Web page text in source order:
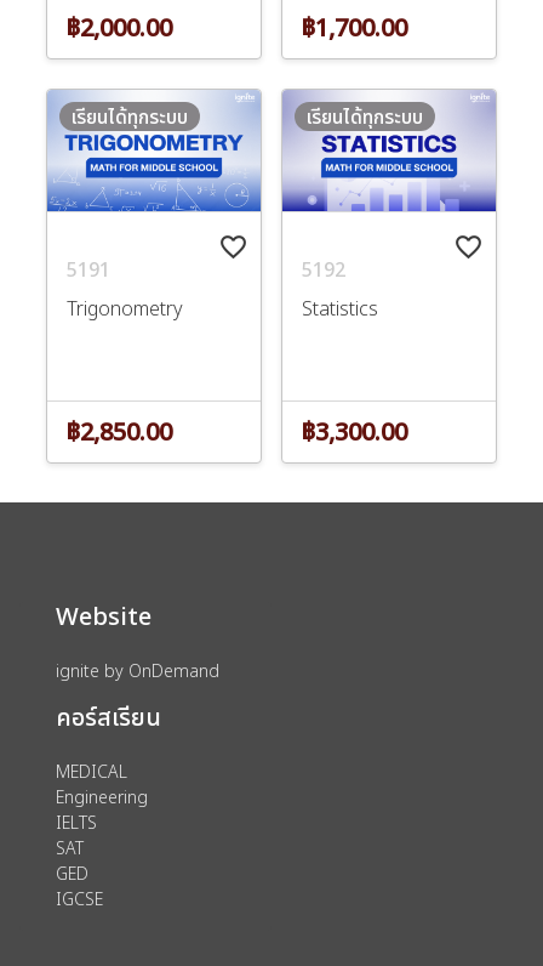
฿2,000.00 ฿1,700.00
favorite_border
5191
Trigonometry
เรียนได้ทุกระบบ
฿2,850.00
favorite_border
5192
Statistics
เรียนได้ทุกระบบ
฿3,300.00
Website
ignite by OnDemand
คอร์สเรียน
MEDICAL
Engineering
IELTS
SAT
GED
IGCSE